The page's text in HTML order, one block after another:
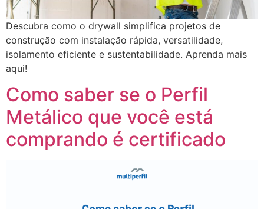
Descubra como o drywall simplifica projetos de
construção com instalação rápida, versatilidade,
isolamento eficiente e sustentabilidade. Aprenda mais
aqui!
Como saber se o Perfil
Metálico que você está
comprando é certificado